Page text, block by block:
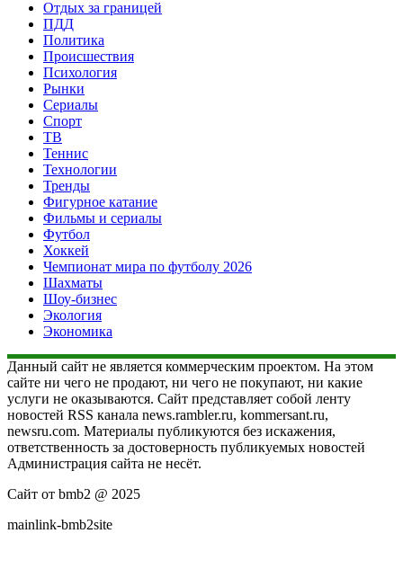
Отдых за границей
ПДД
Политика
Происшествия
Психология
Рынки
Сериалы
Спорт
ТВ
Теннис
Технологии
Тренды
Фигурное катание
Фильмы и сериалы
Футбол
Хоккей
Чемпионат мира по футболу 2026
Шахматы
Шоу-бизнес
Экология
Экономика
Данный сайт не является коммерческим проектом. На этом
сайте ни чего не продают, ни чего не покупают, ни какие
услуги не оказываются. Сайт представляет собой ленту
новостей RSS канала news.rambler.ru, kommersant.ru,
newsru.com. Материалы публикуются без искажения,
ответственность за достоверность публикуемых новостей
Администрация сайта не несёт.
Сайт от bmb2 @ 2025
mainlink-bmb2site